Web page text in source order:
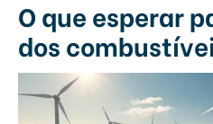
O que esperar
dos